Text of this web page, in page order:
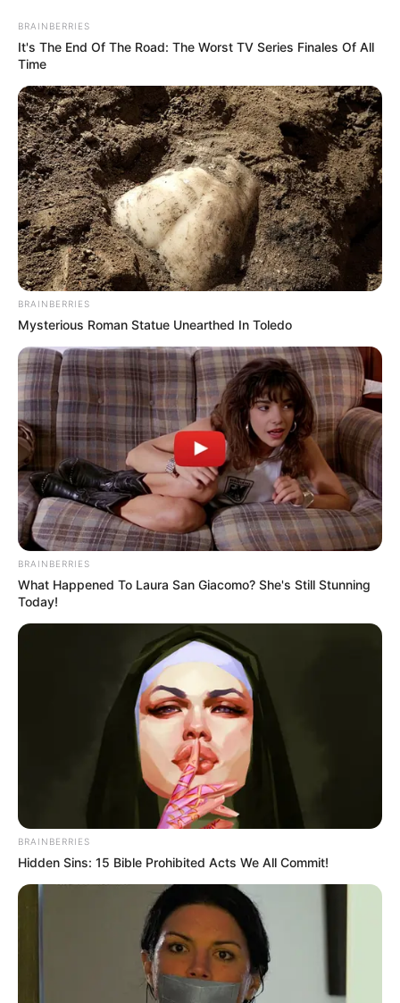
BRAINBERRIES
It's The End Of The Road: The Worst TV Series Finales Of All
Time
BRAINBERRIES
Mysterious Roman Statue Unearthed In Toledo
BRAINBERRIES
What Happened To Laura San Giacomo? She's Still Stunning
Today!
BRAINBERRIES
Hidden Sins: 15 Bible Prohibited Acts We All Commit!